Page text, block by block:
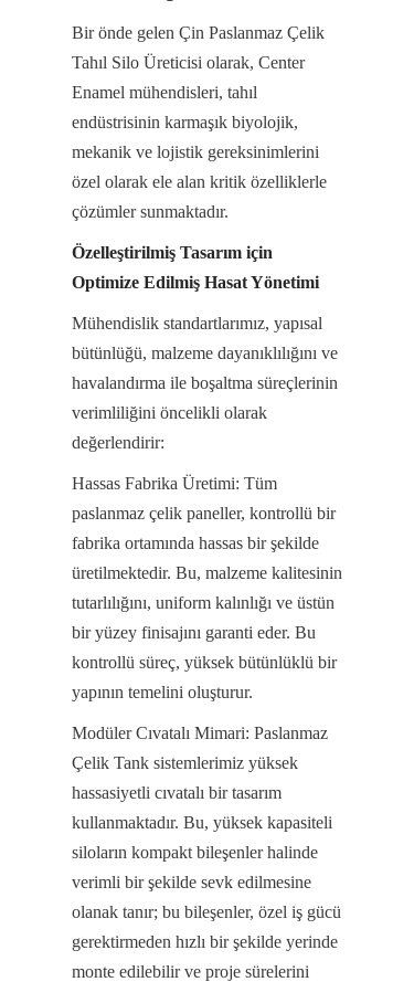
Bir önde gelen Çin Paslanmaz Çelik
Tahıl Silo Üreticisi olarak, Center
Enamel mühendisleri, tahıl
endüstrisinin karmaşık biyolojik,
mekanik ve lojistik gereksinimlerini
özel olarak ele alan kritik özelliklerle
çözümler sunmaktadır.
Özelleştirilmiş Tasarım için
Optimize Edilmiş Hasat Yönetimi
Mühendislik standartlarımız, yapısal
bütünlüğü, malzeme dayanıklılığını ve
havalandırma ile boşaltma süreçlerinin
verimliliğini öncelikli olarak
değerlendirir:
Hassas Fabrika Üretimi: Tüm
paslanmaz çelik paneller, kontrollü bir
fabrika ortamında hassas bir şekilde
üretilmektedir. Bu, malzeme kalitesinin
tutarlılığını, uniform kalınlığı ve üstün
bir yüzey finisajını garanti eder. Bu
kontrollü süreç, yüksek bütünlüklü bir
yapının temelini oluşturur.
Modüler Cıvatalı Mimari: Paslanmaz
Çelik Tank sistemlerimiz yüksek
hassasiyetli cıvatalı bir tasarım
kullanmaktadır. Bu, yüksek kapasiteli
siloların kompakt bileşenler halinde
verimli bir şekilde sevk edilmesine
olanak tanır; bu bileşenler, özel iş gücü
gerektirmeden hızlı bir şekilde yerinde
monte edilebilir ve proje sürelerini